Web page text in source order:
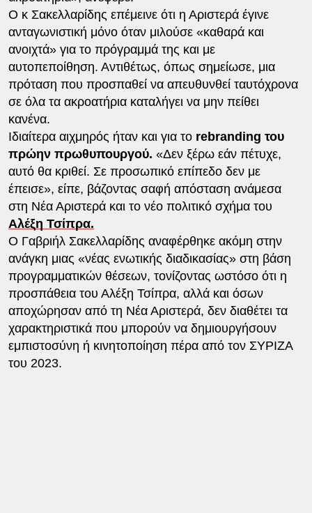
Ο κ Σακελλαρίδης επέμεινε ότι η Αριστερά έγινε
ανταγωνιστική μόνο όταν μιλούσε «καθαρά και
ανοιχτά» για το πρόγραμμά της και με
αυτοπεποίθηση. Αντιθέτως, όπως σημείωσε, μια
πρόταση που προσπαθεί να απευθυνθεί ταυτόχρονα
σε όλα τα ακροατήρια καταλήγει να μην πείθει
κανένα.
Ιδιαίτερα αιχμηρός ήταν και για το rebranding του
πρώην πρωθυπουργού. «Δεν ξέρω εάν πέτυχε,
αυτό θα κριθεί. Σε προσωπικό επίπεδο δεν με
έπεισε», είπε, βάζοντας σαφή απόσταση ανάμεσα
στη Νέα Αριστερά και το νέο πολιτικό σχήμα του
Αλέξη Τσίπρα.
Ο Γαβριήλ Σακελλαρίδης αναφέρθηκε ακόμη στην
ανάγκη μιας «νέας ενωτικής διαδικασίας» στη βάση
προγραμματικών θέσεων, τονίζοντας ωστόσο ότι η
προσπάθεια του Αλέξη Τσίπρα, αλλά και όσων
αποχώρησαν από τη Νέα Αριστερά, δεν διαθέτει τα
χαρακτηριστικά που μπορούν να δημιουργήσουν
εμπιστοσύνη ή κινητοποίηση πέρα από τον ΣΥΡΙΖΑ
του 2023.